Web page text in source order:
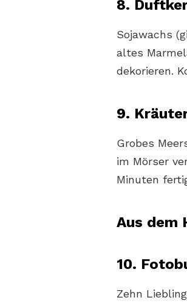
8.
Sojawachs
altes
dekorieren.
9.
Grobes
im Mörser
Minuten
Aus dem
10.
Zehn